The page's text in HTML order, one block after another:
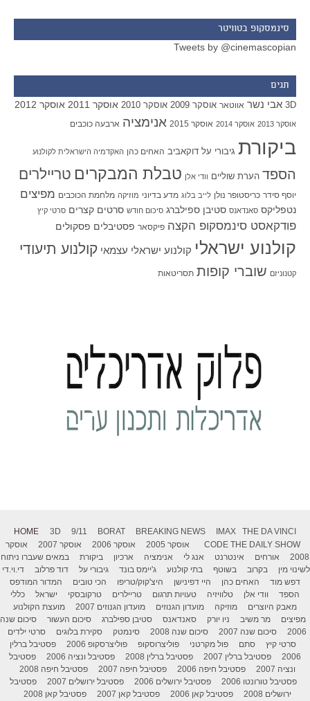
סינמסקופ בטוויטר
Tweets by @cinemascopian
תגים
3D אבי נשר אווטאר אוסקר 2009 אוסקר 2010 אוסקר 2011 אוסקר 2012
אוסקר 2013 אוסקר 2014 אוסקר 2015 אנימציה ארבעה כוכבים
ביקורת גיבורי על דוקאביב האחים כהן האקדמיה הישראלית לקולנוע
הספד הערת שוליים וודי אלן טבלת המבקרים טריילרים
יוסף סידר כריסטופר נולן לייב בלוג מדע בדיוני מוזיקה מלחמת הכוכבים מפיצים
נטפליקס סאנדאנס סטיבן ספילברג סיכום חודש סרטים קצרים סרטי קיץ
פודקאסט סינמסקופ הקצה פיקסאר פסטיבלים פסקולים
קולנוע ישראלי קולנוע ישראלי עצמאי קולנוע תיעודי
קטנוניזם שוברי קופות תסריטאות
HOME 3D 9/11 BORAT BREAKING NEWS IMAX
THE DA VINCI
CODE THE DAILY SHOW אוסקר 2005 אוסקר 2006 אוסקר 2007
אוסקר
2008
אורחים אינטרנט אנג לי אנימציה ארכיון ביקורת
במאים שעברו ניתוח
לשינוי מין
בקרוב בשוטף בתי קולנוע ג'יימס בונד גיבורי על דוד פרלוב
די.וי.די
דפש מוד
האחים כהן היי דפינישן היצ'קוק/טריפו הכי טובים
המדור המודפס
הספד
וודי אלן טלוויזיה טעויות תרגום טריילרים טרקובסקי ישראל
כללי
מאבק היוצרים
מוזיקה מועדון הגנוזים מועדון הגנוזים 2007
מועצת הקולנוע
מפיצים
מר משיב ניו יורק סאנדאנס סטיבן ספילברג סיכום העשור
סיכום שנה
2006
סיכום שנה 2007 סיכום שנה 2008 סינמטק סקירת בלוגים
סרטי ילדים
סרטי קיץ
סתם פול מקרטני פוליצרוסקופ פוליצרסקופ 2006
פסטיבל ברלין
2006
פסטיבל ברלין 2007 פסטיבל ברלין 2008 פסטיבל ונציה 2006
פסטיבל
ונציה 2007
פסטיבל חיפה 2006 פסטיבל חיפה 2007
פסטיבל חיפה 2008
פסטיבל טורונטו 2006
פסטיבל ירושלים 2006 פסטיבל ירושלים 2007
פסטיבל
ירושלים 2008
פסטיבל קאן 2006 פסטיבל קאן 2007 פסטיבל קאן 2008